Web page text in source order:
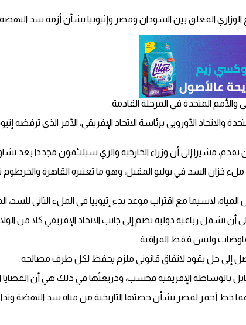
المغلق بين السودان ومصر وإثيوبيا بشأن أزمة سد
والأمم المتحدة في المرحلة القادمة.
الأوروبي برئاسة الاتحاد الإفريقي، الأمر الذي ترفضه
مشيرا إلى أن وزراء الخارجية والري سيلتئمون مجددا بعد
ملء خزان السد في يوليو المقبل، وهو ما تعتبره القاهرة والخرطوم
لاسيما مع اقتراب موعد بدء إثيوبيا في الملء الثاني للسد،
رباعية دولية تضم إلى جانب الاتحاد الإفريقي كلا من
وليس فقط المراقبة.
إلى حل يقود لاتفاق قانوني ملزم يحفظ لكل طرف مصالحه.
بالوساطة الإفريقية فحسب، وذريعتُها في ذلك هي أن القضايا
خط أحمر لمصر بشأن حصتها التاريخية من مياه سد النهضة